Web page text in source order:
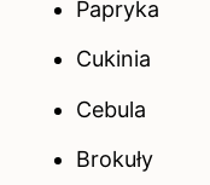
Papryka
Cukinia
Cebula
Brokuły